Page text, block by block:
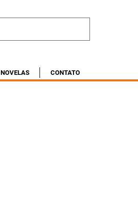
NOVELAS CONTATO